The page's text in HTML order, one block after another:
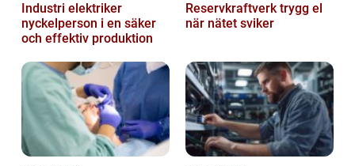
Industri elektriker
nyckelperson i en säker
och effektiv produktion
Reservkraftverk trygg el
när nätet sviker